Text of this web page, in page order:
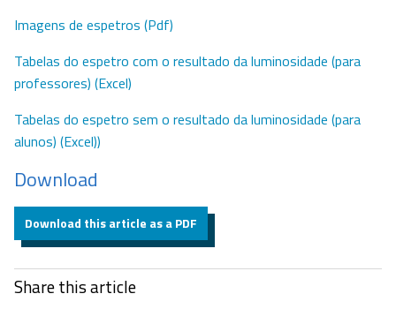
Imagens de espetros (Pdf)
Tabelas do espetro com o resultado da luminosidade (para
professores) (Excel)
Tabelas do espetro sem o resultado da luminosidade (para
alunos) (Excel))
Download
Download this article as a PDF
Share this article